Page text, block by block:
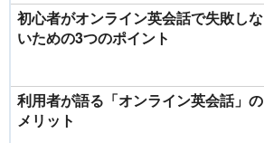
初心者がオンライン英会話で失敗しな
いための3つのポイント
利用者が語る「オンライン英会話」の
メリット